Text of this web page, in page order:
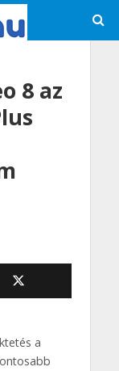
8 az
a